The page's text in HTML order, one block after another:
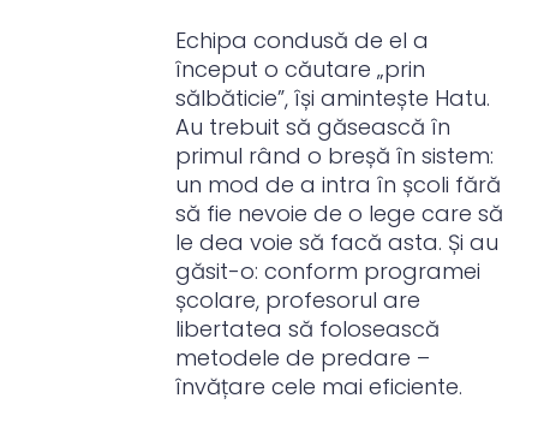
Echipa condusă de el a
început o căutare „prin
sălbăticie”, își amintește Hatu.
Au trebuit să găsească în
primul rând o breșă în sistem:
un mod de a intra în școli fără
să fie nevoie de o lege care să
le dea voie să facă asta. Și au
găsit-o: conform programei
școlare, profesorul are
libertatea să folosească
metodele de predare –
învățare cele mai eficiente.